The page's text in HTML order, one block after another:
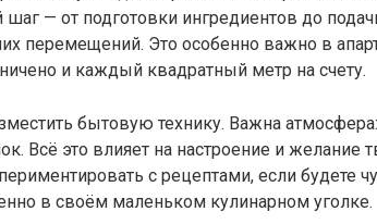
— от подготовки ингредиентов до
перемещений. Это особенно важно в
и каждый квадратный метр на счету.
бытовую технику. Важна
Всё это влияет на настроение и желание
с рецептами, если будете
в своём маленьком кулинарном уголке.